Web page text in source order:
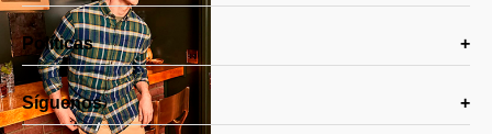
Políticas
Síguenos